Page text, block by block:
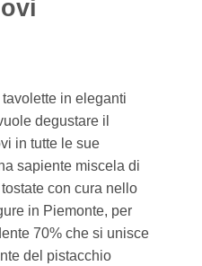
in eleganti
degustare il
in tutte le sue
sapiente miscela di
con cura nello
in Piemonte, per
70% che si unisce
del pistacchio